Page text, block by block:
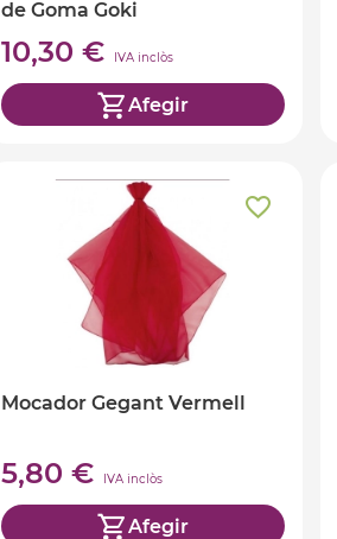
de Goma Goki
10,30 € IVA inclòs
Afegir
Mocador Gegant Vermell
5,80 € IVA inclòs
Afegir